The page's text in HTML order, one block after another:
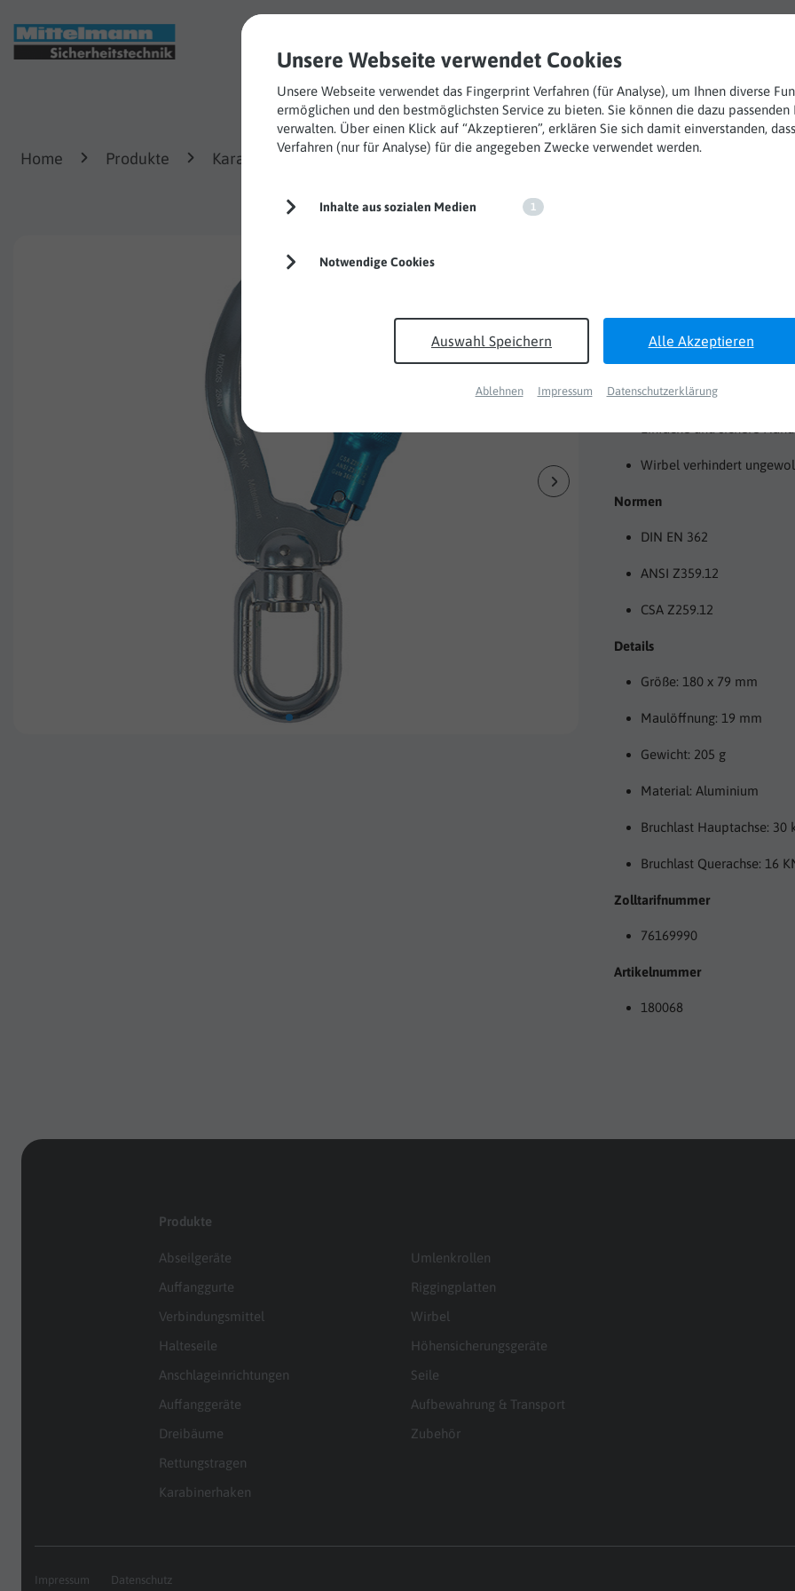
Home Produkte Karabinerhaken Trilock-Karabiner
Trilock Karabinerhaken
Features
Wirbel verhindert
Normen
DIN EN 362
ANSI Z359.12
CSA Z259.12
Details
Größe: 180 x 79 mm
Maulöffnung: 19 mm
Gewicht: 205 g
Material: Aluminium
Bruchlast Hauptachse: 30
Bruchlast Querachse: 16
Zolltarifnummer
76169990
Artikelnummer
180068
Produkte
Abseilgeräte
Auffanggurte
Verbindungsmittel
Halteseile
Anschlageinrichtungen
Auffanggeräte
Dreibäume
Rettungstragen
Karabinerhaken
Umlenkrollen
Riggingplatten
Wirbel
Höhensicherungsgeräte
Seile
Aufbewahrung & Transport
Zubehör
Impressum Datenschutz
Unsere Webseite verwendet Cookies
Unsere Webseite verwendet das Fingerprint Verfahren (für Analyse), um Ihnen diverse
ermöglichen und den bestmöglichsten Service zu bieten. Sie können die dazu passenden
verwalten. Über einen Klick auf “Akzeptieren”, erklären Sie sich damit einverstanden,
Verfahren (nur für Analyse) für die angegeben Zwecke verwendet werden.
Inhalte aus sozialen Medien 1
Notwendige Cookies
Auswahl Speichern Alle Akzeptieren
Ablehnen Impressum Datenschutzerklärung